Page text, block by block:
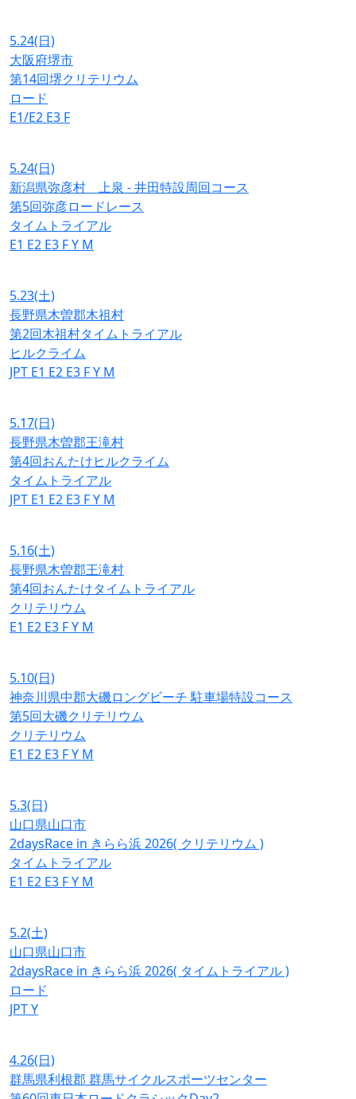
5.24(日)
大阪府堺市
第14回堺クリテリウム
ロード
E1/E2 E3 F
5.24(日)
新潟県弥彦村 上泉 - 井田特設周回コース
第5回弥彦ロードレース
タイムトライアル
E1 E2 E3 FY M
5.23(土)
長野県木曽郡木祖村
第2回木祖村タイムトライアル
ヒルクライム
JPT E1 E2 E3 FY M
5.17(日)
長野県木曽郡王滝村
第4回おんたけヒルクライム
タイムトライアル
JPT E1 E2 E3 FY M
5.16(土)
長野県木曽郡王滝村
第4回おんたけタイムトライアル
クリテリウム
E1 E2 E3 FY M
5.10(日)
神奈川県中郡大磯ロングビーチ 駐車場特設コース
第5回大磯クリテリウム
クリテリウム
E1 E2 E3 FY M
5.3(日)
山口県山口市
2daysRace in きらら浜 2026( クリテリウム )
タイムトライアル
E1 E2 E3 FY M
5.2(土)
山口県山口市
2daysRace in きらら浜 2026( タイムトライアル )
ロード
JPTY
4.26(日)
群馬県利根郡 群馬サイクルスポーツセンター